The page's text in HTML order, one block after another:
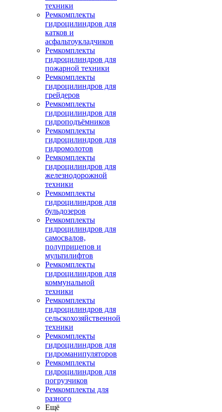
техники
Ремкомплекты
гидроцилиндров для
катков и
асфальтоукладчиков
Ремкомплекты
гидроцилиндров для
пожарной техники
Ремкомплекты
гидроцилиндров для
грейдеров
Ремкомплекты
гидроцилиндров для
гидроподъёмников
Ремкомплекты
гидроцилиндров для
гидромолотов
Ремкомплекты
гидроцилиндров для
железнодорожной
техники
Ремкомплекты
гидроцилиндров для
бульдозеров
Ремкомплекты
гидроцилиндров для
самосвалов,
полуприцепов и
мультилифтов
Ремкомплекты
гидроцилиндров для
коммунальной
техники
Ремкомплекты
гидроцилиндров для
сельскохозяйственной
техники
Ремкомплекты
гидроцилиндров для
гидроманипуляторов
Ремкомплекты
гидроцилиндров для
погрузчиков
Ремкомплекты для
разного
Ещё